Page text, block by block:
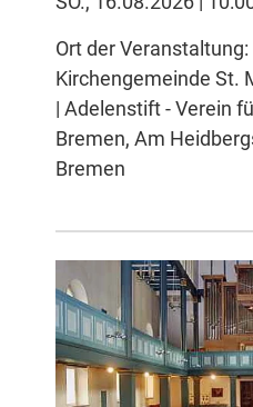
Ort der Veranstaltung:
Kirchengemeinde St.
| Adelenstift - Verein
Bremen, Am
Bremen